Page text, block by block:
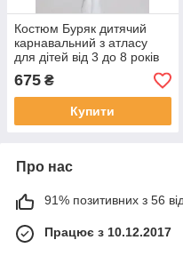
Костюм Буряк дитячий
карнавальний з атласу
для дітей від 3 до 8 років
675 ₴
Купити
Про нас
91% позитивних з 56
Працює з 10.12.2017